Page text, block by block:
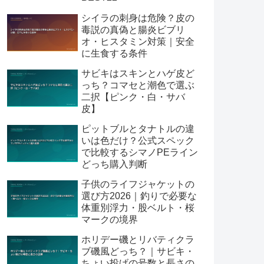
シイラの刺身は危険？皮の
毒説の真偽と腸炎ビブリ
オ・ヒスタミン対策｜安全
に生食する条件
サビキはスキンとハゲ皮ど
っち？コマセと潮色で選ぶ
二択【ピンク・白・サバ
皮】
ピットブルとタナトルの違
いは色だけ？公式スペック
で比較するシマノPEライン
どっち購入判断
子供のライフジャケットの
選び方2026｜釣りで必要な
体重別浮力・股ベルト・桜
マークの境界
ホリデー磯とリバティクラ
ブ磯風どっち？｜サビキ・